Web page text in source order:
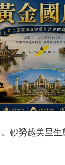
砂勞越美里生